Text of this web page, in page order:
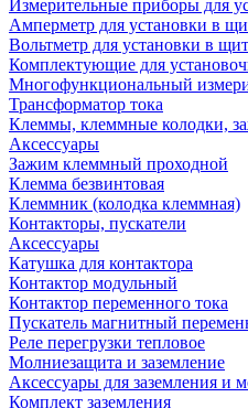
Измерительные приборы для
Амперметр для установки в
Вольтметр для установки в щит
Комплектующие для
Многофункциональный
Трансформатор тока
Клеммы, клеммные колодки,
Аксессуары
Зажим клеммный проходной
Клемма безвинтовая
Клеммник (колодка клеммная)
Контакторы, пускатели
Аксессуары
Катушка для контактора
Контактор модульный
Контактор переменного тока
Пускатель магнитный
Реле перегрузки тепловое
Молниезащита и заземление
Аксессуары для заземления и
Комплект заземления